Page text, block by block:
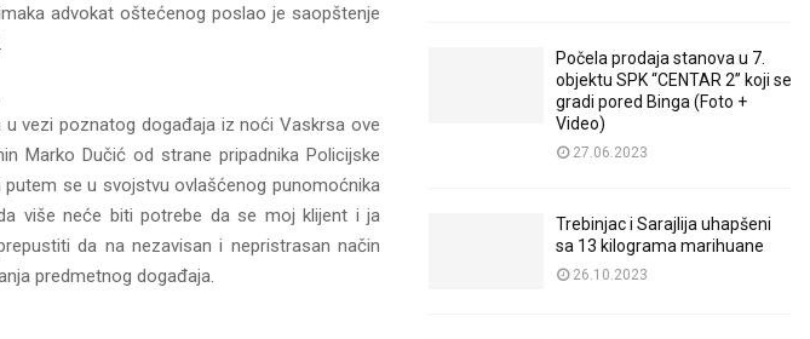
advokat oštećenog poslao je saopštenje
vezi poznatog događaja iz noći Vaskrsa ove
Marko Dučić od strane pripadnika Policijske
se u svojstvu ovlašćenog punomoćnika
više neće biti potrebe da se moj klijent i ja
da na nezavisan i nepristrasan način
predmetnog događaja.
Počela prodaja stanova u 7.
objektu SPK “CENTAR 2” koji se
gradi pored Binga (Foto +
Video)
27.06.2023
Trebinjac i Sarajlija uhapšeni
sa 13 kilograma marihuane
26.10.2023